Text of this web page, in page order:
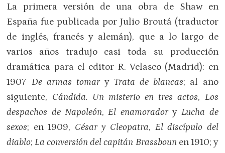
La primera versión de una obra de Shaw en
España fue publicada por Julio Broutá (traductor
de inglés, francés y alemán), que a lo largo de
varios años tradujo casi toda su producción
dramática para el editor R. Velasco (Madrid): en
1907 De armas tomar y Trata de blancas; al año
siguiente, Cándida. Un misterio en tres actos, Los
despachos de Napoleón,El enamorador yLucha de
sexos; en 1909, César y Cleopatra, El discípulo del
diablo;La conversión del capitán Brassboun en 1910; y